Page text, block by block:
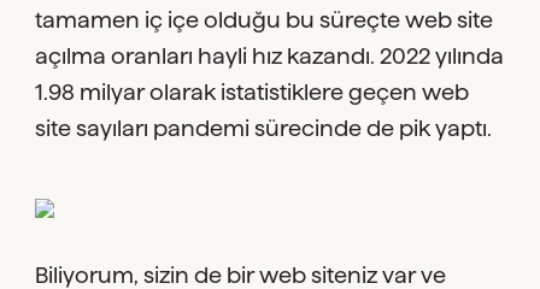
tamamen iç içe olduğu bu süreçte web site
açılma oranları hayli hız kazandı. 2022 yılında
1.98 milyar olarak istatistiklere geçen web
site sayıları pandemi sürecinde de pik yaptı.
Biliyorum, sizin de bir web siteniz var ve